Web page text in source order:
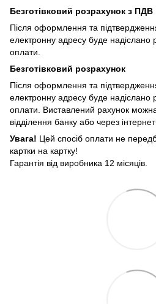
Безготівковий розрахунок з ПДВ
Після оформлення та
електронну адресу буде надіслано
оплати.
Безготівковий розрахунок
Після оформлення та
електронну адресу буде надіслано
оплати. Виставлений рахунок
відділення банку або через
Увага! Цей спосіб оплати не
картки на картку!
Гарантія від виробника 12 місяців.